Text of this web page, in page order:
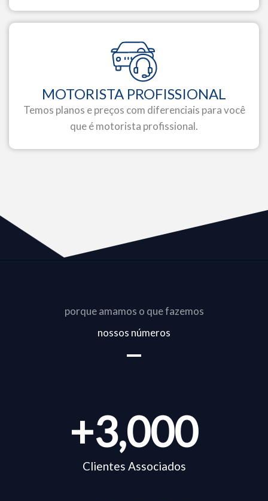
MOTORISTA PROFISSIONAL
Temos planos e preços com diferenciais para você
que é motorista profissional.
porque amamos o que fazemos
nossos números
Clientes Associados
+3,000